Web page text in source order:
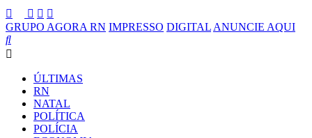
GRUPO AGORA RN IMPRESSO DIGITAL ANUNCIE AQUI
ÚLTIMAS
RN
NATAL
POLÍTICA
POLÍCIA